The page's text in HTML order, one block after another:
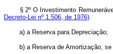
§ 2º O Investimento Remunerável
Decreto-Lei nº 1.506, de 1976)
a) a Reserva para
b) a Reserva de Amortização,